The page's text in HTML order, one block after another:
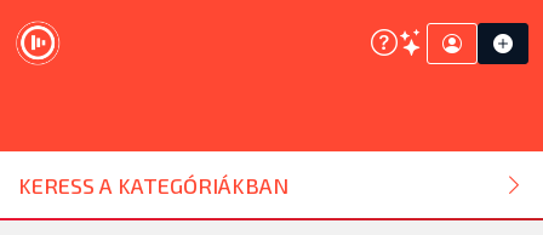
KERESS A KATEGÓRIÁKBAN
DJ ESZKÖZ
HANGTECHNIKA